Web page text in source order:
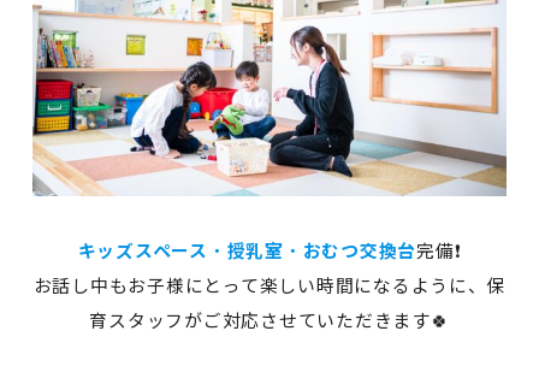
キッズスペース ・ 授乳室 ・ おむつ交換台完備❗
お話し中もお子様にとって楽しい時間になるように、保
育スタッフがご対応させていただきます🍀